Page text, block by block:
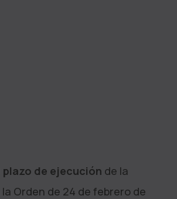
de ejecución de la
Orden de 24 de febrero de